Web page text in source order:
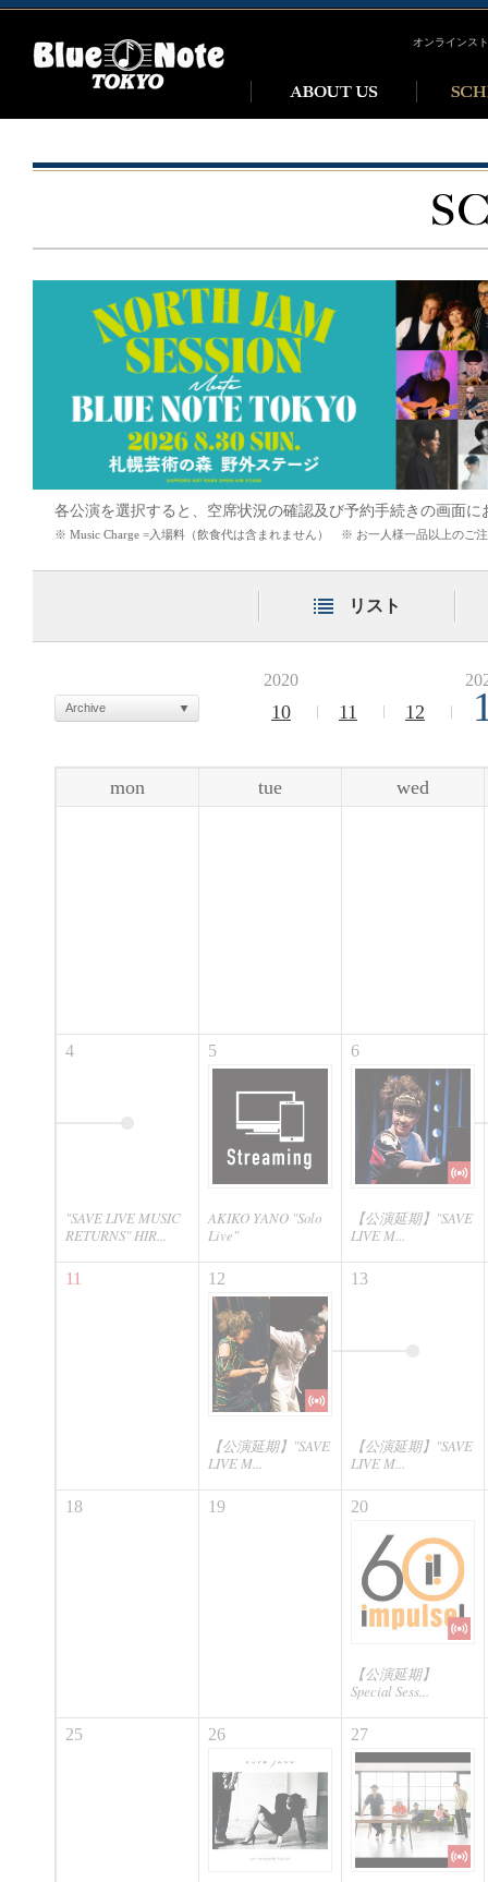
オンラインス
各公演を選択すると、空席状況の確認及び予約手続きの画面に
※ Music Charge =入場料（飲食代は含まれません） ※ お一人様一品以上のご
リスト
2020
10 11 12
Archive
mon tue wed
4
"SAVE LIVE MUSIC
RETURNS" HIR...
5
AKIKO YANO "Solo
Live"
6
【公演延期】"SAVE
LIVE M...
11 12
【公演延期】"SAVE
LIVE M...
13
【公演延期】"SAVE
LIVE M...
18 19 20
【公演延期】
Special Sess...
25 26 27